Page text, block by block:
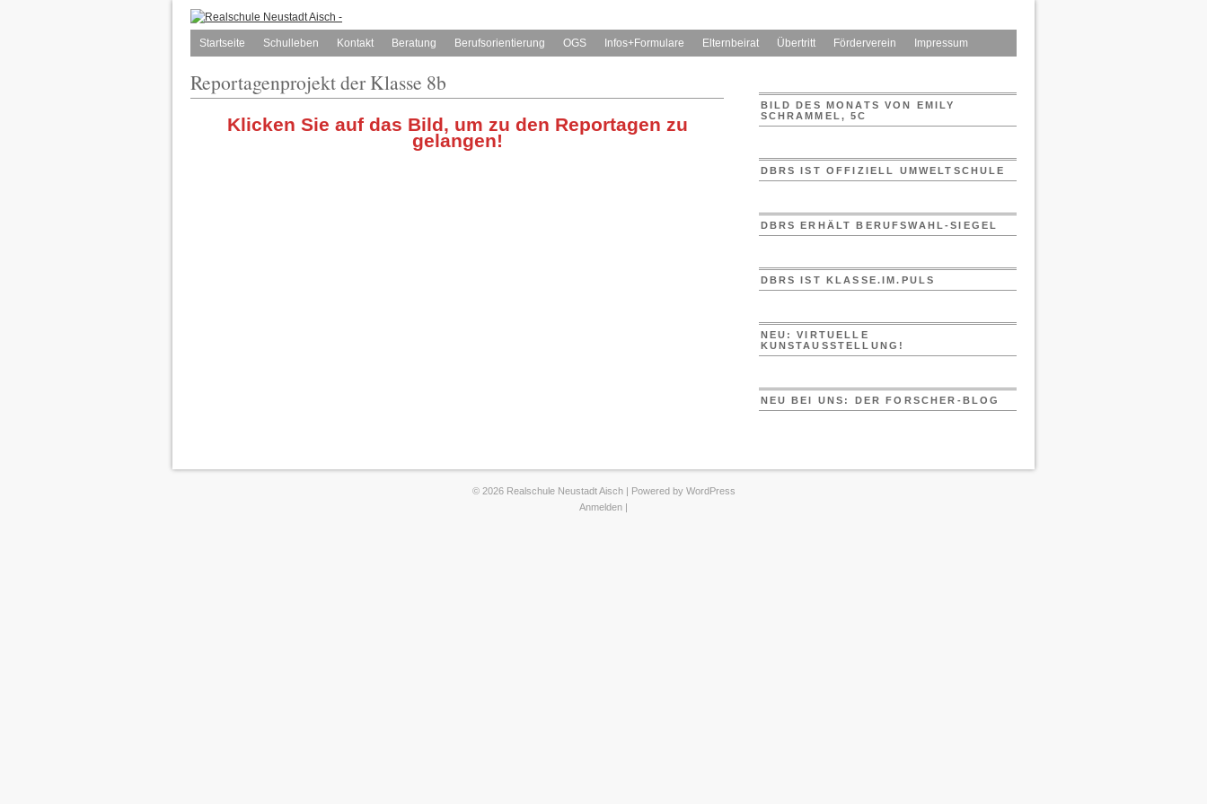
Startseite Schulleben Kontakt Beratung Berufsorientierung OGS Infos+Formulare Elternbeirat Übertritt Förderverein Impressum
Reportagenprojekt der Klasse 8b
Klicken Sie auf das Bild, um zu den Reportagen zu
gelangen!
BILD DES MONATS VON EMILY
SCHRAMMEL, 5C
DBRS IST OFFIZIELL UMWELTSCHULE
DBRS ERHÄLT BERUFSWAHL-SIEGEL
DBRS IST KLASSE.IM.PULS
NEU: VIRTUELLE
KUNSTAUSSTELLUNG!
NEU BEI UNS: DER FORSCHER-BLOG
© 2026 Realschule Neustadt Aisch | Powered by WordPress
Anmelden |